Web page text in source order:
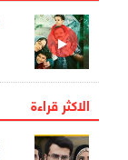
الاكثر قراءة